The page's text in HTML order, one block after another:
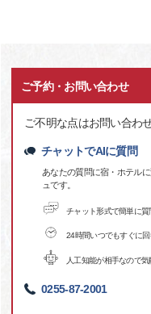
ご予約・お問い合わせ
ご不明な点はお問い合わ
チャットでAIに質問
あなたの質問に宿・ホテル
ュです。
チャット形式で簡単に質
24時間いつでもすぐに
人工知能が相手なので
0255-87-2001